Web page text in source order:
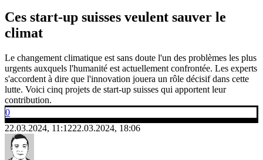
Ces start-up suisses veulent sauver le
climat
Le changement climatique est sans doute l'un des problèmes les plus
urgents auxquels l'humanité est actuellement confrontée. Les experts
s'accordent à dire que l'innovation jouera un rôle décisif dans cette
lutte. Voici cinq projets de start-up suisses qui apportent leur
contribution.
0
22.03.2024, 11:1222.03.2024, 18:06